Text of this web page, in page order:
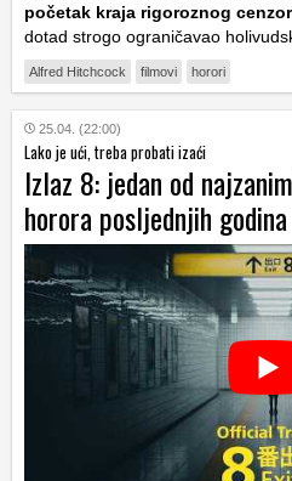
početak kraja rigoroznog
dotad strogo ograničavao
Alfred Hitchcock filmovi horori
25.04. (22:00)
Lako je ući, treba probati izaći
Izlaz 8: jedan od
horora posljednjih godina